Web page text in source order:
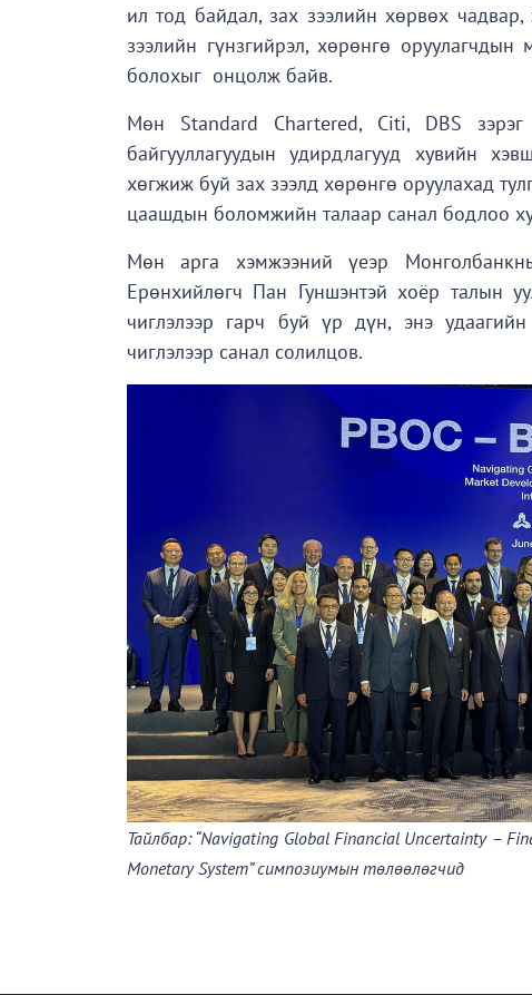
ил тод байдал, зах зээлийн хөрвөх чадвар,
зээлийн гүнзгийрэл, хөрөнгө оруулагчдын
болохыг онцолж байв.
Мөн Standard Chartered, Citi, DBS
байгууллагуудын удирдлагууд хувийн
хөгжиж буй зах зээлд хөрөнгө оруулахад
цаашдын боломжийн талаар санал бодлоо
Мөн арга хэмжээний үеэр
Ерөнхийлөгч Пан Гуншэнтэй хоёр талын
чиглэлээр гарч буй үр дүн, энэ
чиглэлээр санал солилцов.
Тайлбар: “Navigating Global Financial Uncertainty –
Monetary System” симпозиумын төлөөлөгчид